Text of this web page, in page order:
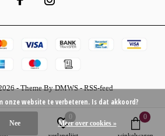
- Theme ByDMWS-RSS-feed
0 0
onze website te verbeteren. Is dat akkoord?
Nee Meer over cookies »